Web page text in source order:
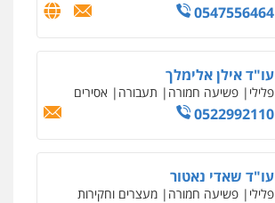
0547556464
עו"ד אילן אלימלך
פלילי פשיעה חמורה תעבורה אסירים
0522992110
עו"ד שאדי נאטור
פלילי פשיעה חמורה מעצרים וחקירות